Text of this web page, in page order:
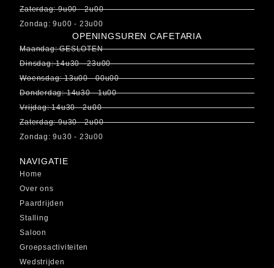
Zaterdag: 9u00 - 2u00
Zondag: 9u00 - 23u00
OPENINGSUREN CAFETARIA
Maandag: GESLOTEN
Dinsdag: 14u30 - 23u00
Woensdag: 13u00 - 00u00
Donderdag: 14u30 - 1u00
Vrijdag: 14u30 - 2u00
Zaterdag: 9u30 - 2u00
Zondag: 9u30 - 23u00
NAVIGATIE
Home
Over ons
Paardrijden
Stalling
Saloon
Groepsactiviteiten
Wedstrijden